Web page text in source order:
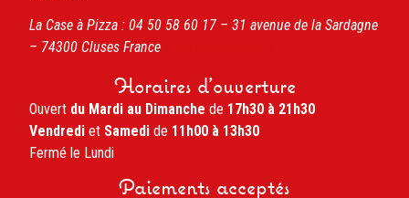
La Case à Pizza :04 50 58 60 17 –31 avenue de la Sardagne
– 74300 Cluses France
Horaires d'ouverture
Ouvert du Mardi au Dimanche de 17h30 à 21h30
Vendredi et Samedi de 11h00 à 13h30
Fermé le Lundi
Paiements acceptés